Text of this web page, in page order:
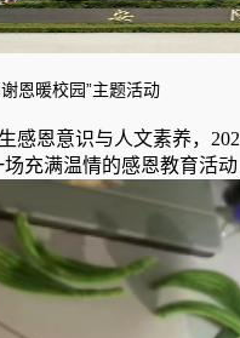
恩暖校园”主题活动
感恩意识与人文素养，
场充满温情的感恩教育活